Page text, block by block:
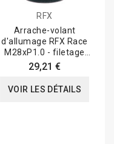
RFX
Arrache-volant
d'allumage RFX Race
M28xP1.0 - filetage
intérieur/pas à droite...
29,21 €
VOIR LES DÉTAILS